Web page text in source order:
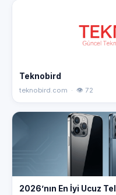
Teknobird
teknobird.com · 👁 72
2026’nın En İyi Ucuz